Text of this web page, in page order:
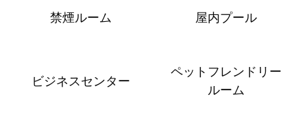
禁煙ルーム 屋内プール
ビジネスセンター
ペットフレンドリー
ルーム